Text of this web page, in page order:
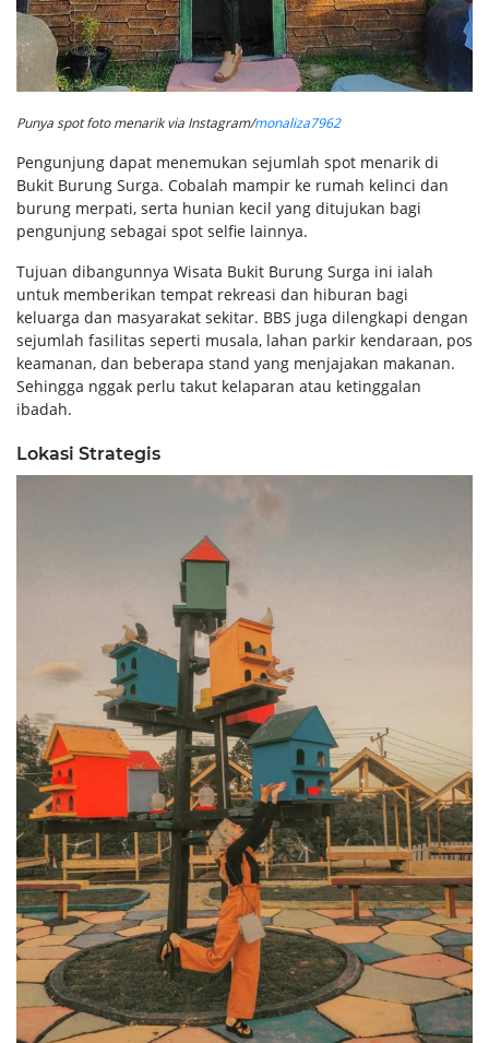
Punya spot foto menarik via Instagram/monaliza7962
Pengunjung dapat menemukan sejumlah spot menarik di
Bukit Burung Surga. Cobalah mampir ke rumah kelinci dan
burung merpati, serta hunian kecil yang ditujukan bagi
pengunjung sebagai spot selfie lainnya.
Tujuan dibangunnya Wisata Bukit Burung Surga ini ialah
untuk memberikan tempat rekreasi dan hiburan bagi
keluarga dan masyarakat sekitar. BBS juga dilengkapi dengan
sejumlah fasilitas seperti musala, lahan parkir kendaraan, pos
keamanan, dan beberapa stand yang menjajakan makanan.
Sehingga nggak perlu takut kelaparan atau ketinggalan
ibadah.
Lokasi Strategis